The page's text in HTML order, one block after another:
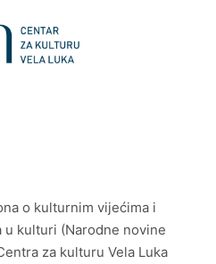
umjetnosti
o kulturnim vijećima i
kulturi (Narodne novine
za kulturu Vela Luka